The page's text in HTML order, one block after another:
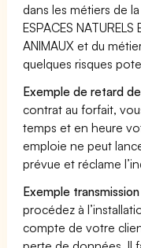
dans les métiers de la
ESPACES NATURELS
ANIMAUX et du
quelques risques
Exemple de retard
contrat au forfait,
temps et en heure
emploie ne peut
prévue et réclame
Exemple
procédez à
compte de votre